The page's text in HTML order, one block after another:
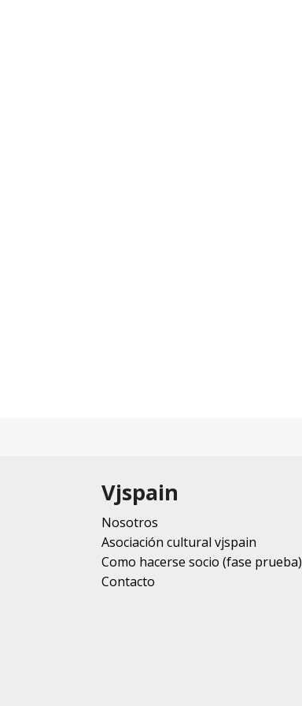
Vjspain
Nosotros
Asociación cultural vjspain
Como hacerse socio (fase prueba)
Contacto